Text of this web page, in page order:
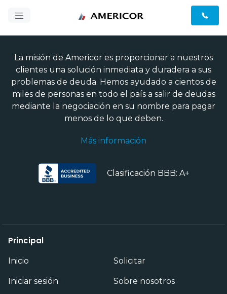
La misión de Americor es proporcionar a nuestros
clientes una solución inmediata y duradera a sus
problemas de deuda. Hemos ayudado a cientos de
miles de personas en todo el país a salir de deudas
mediante la negociación en su nombre para pagar
menos de lo que deben.
Más información
Clasificación BBB: A+
Principal
Inicio Solicitar
Iniciar sesión Sobre nosotros